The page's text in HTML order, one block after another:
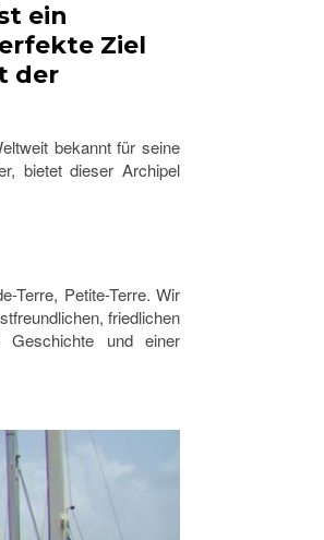
ein
Ziel
der
bekannt für seine
bietet dieser Archipel
Terre, Petite-Terre. Wir
friedlichen
Geschichte und einer